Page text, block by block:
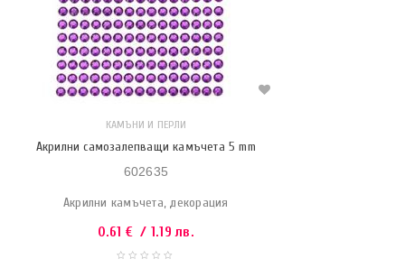
КАМЪНИ И ПЕРЛИ
Акрилни самозалепващи камъчета 5 mm
602635
Акрилни камъчета, декорация
0.61 € / 1.19 лв.